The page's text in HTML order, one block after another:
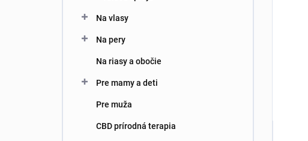
Na vlasy
Na pery
Na riasy a obočie
Pre mamy a deti
Pre muža
CBD prírodná terapia